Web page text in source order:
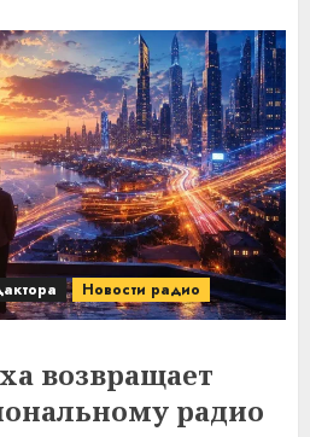
Новости радио
возвращает
радио